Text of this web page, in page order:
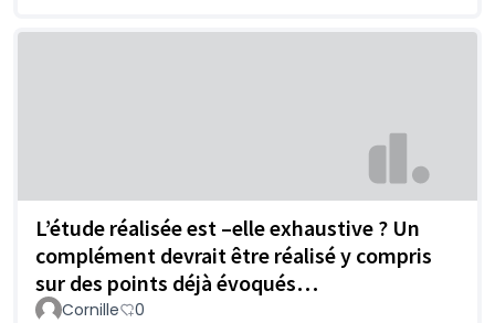
L’étude réalisée est –elle exhaustive ? Un
complément devrait être réalisé y compris
sur des points déjà évoqués…
Cornille 0